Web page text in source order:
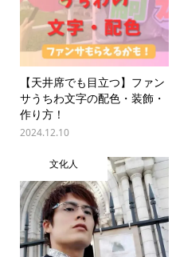
【天井席でも目立つ】ファン
サうちわ文字の配色・装飾・
作り方！
2024.12.10
文化人